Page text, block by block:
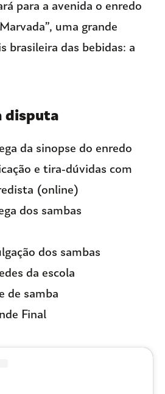
para a avenida o enredo
uma grande
brasileira das bebidas: a
disputa
da sinopse do enredo
e tira-dúvidas com
(online)
dos sambas
dos sambas
da escola
de samba
Final